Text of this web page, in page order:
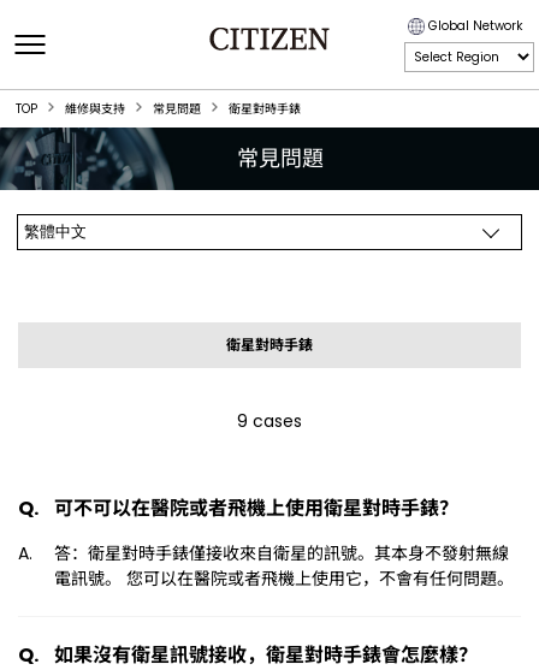
Global Network
TOP 維修與支持 常見問題 衛星對時手錶
常見問題
衛星對時手錶
9 cases
可不可以在醫院或者飛機上使用衛星對時手錶？
答：衛星對時手錶僅接收來自衛星的訊號。其本身不發射無線
電訊號。 您可以在醫院或者飛機上使用它，不會有任何問題。
如果沒有衛星訊號接收，衛星對時手錶會怎麼樣？